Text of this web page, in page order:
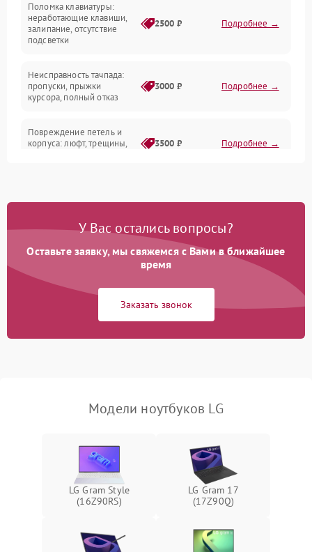
Интерфейсные проблемы
Батарея
Сеть и интернет
Поломка клавиатуры:
неработающие клавиши,
залипание, отсутствие
подсветки
2500 ₽ Подробнее →
Неисправность тачпада:
пропуски, прыжки
курсора, полный отказ
3000 ₽ Подробнее →
Повреждение петель и
корпуса: люфт, трещины,
3500 ₽ Подробнее →
быстрая разрядка,
2500 ₽ Подробнее →
Неисправность зарядного
питания
2000 ₽ Подробнее →
неисправности кулера
пропадание диска
оперативной памяти:
вылеты приложений,
синие экраны
Подробнее →
Проблемы Wi‑Fi или
У Вас остались вопросы?
Оставьте заявку, мы свяжемся с Вами в ближайшее
время
Заказать звонок
Модели ноутбуков LG
LG Gram Style
(16Z90RS)
LG Gram 17
(17Z90Q)